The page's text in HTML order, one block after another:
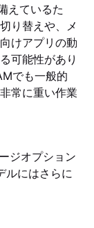
えているた
り替えや、メ
けアプリの動
可能性があり
でも一般的
常に重い作業
ジオプション
ルにはさらに